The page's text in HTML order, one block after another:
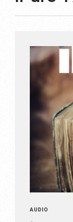
AUDIO